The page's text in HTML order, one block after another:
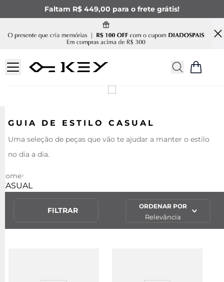
Faltam R$ 449,00 para o frete grátis!
GUIA DE ESTILO CASUAL
Uma seleção de peças que vão te ajudar a manter o estilo
no dia a dia.
Home
CASUAL
FILTRAR ORDENAR POR
Relevância